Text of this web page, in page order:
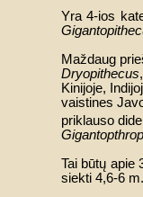
Yra 4-ios
Maždaug
Dryopithecus
Kinijoje,
vaistines
priklauso
Tai būtų apie
siekti 4,6-6